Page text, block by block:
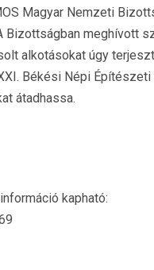
Magyar Nemzeti
Bizottságban meghívott
alkotásokat úgy
Békési Népi
átadhassa.
kapható: